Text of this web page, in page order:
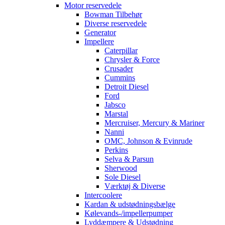
Motor reservedele
Bowman Tilbehør
Diverse reservedele
Generator
Impellere
Caterpillar
Chrysler & Force
Crusader
Cummins
Detroit Diesel
Ford
Jabsco
Marstal
Mercruiser, Mercury & Mariner
Nanni
OMC, Johnson & Evinrude
Perkins
Selva & Parsun
Sherwood
Sole Diesel
Værktøj & Diverse
Intercoolere
Kardan & udstødningsbælge
Kølevands-/impellerpumper
Lyddæmpere & Udstødning